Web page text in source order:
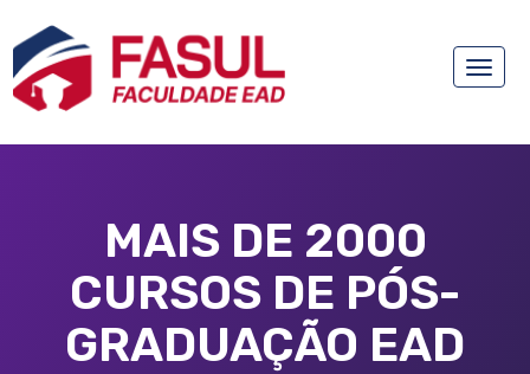
Toggle
MAIS DE 2000
CURSOS DE PÓS-
GRADUAÇÃO EAD